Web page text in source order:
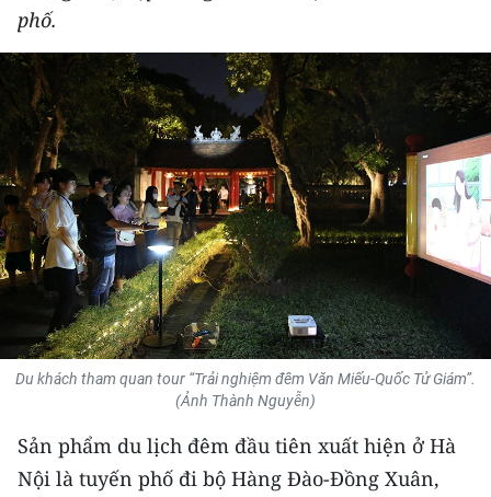
Y TẾ
KHOA HỌC - CÔNG NGHỆ
MÔI TRƯỜNG
BẠN ĐỌC
KIỂM CHỨNG THÔNG TIN
TRI THỨC CHUYÊN SÂU
54 DÂN TỘC VIỆT NAM
CHƯƠNG TRÌNH OCOP - MỖI XÃ
RADIO
phố.
Du khách tham quan tour “Trải nghiệm đêm Văn Miếu-Quốc Tử Giám”.
(Ảnh Thành Nguyễn)
Sản phẩm du lịch đêm đầu tiên xuất hiện ở Hà
Nội là tuyến phố đi bộ Hàng Đào-Đồng Xuân,